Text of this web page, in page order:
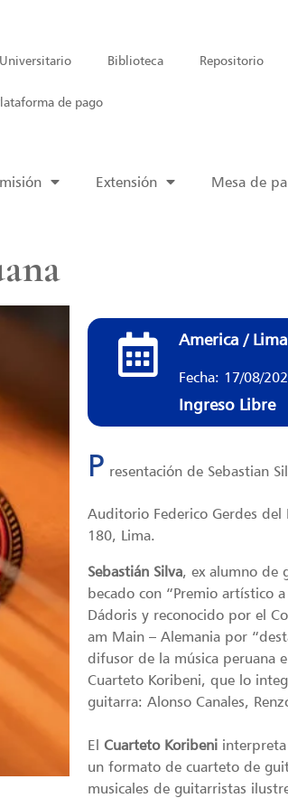
Biblioteca Repositorio
de pago
Extensión Mesa de
America / Lima
Fecha: 17/08/
Ingreso Libre
P resentación de Sebastian
Auditorio Federico Gerdes del
180, Lima.
Sebastián Silva, ex alumno de
becado con “Premio artístico
Dádoris y reconocido por el
am Main – Alemania por
difusor de la música peruana
Cuarteto Koribeni, que lo
guitarra: Alonso Canales,
El Cuarteto Koribeni
un formato de cuarteto de
musicales de guitarristas